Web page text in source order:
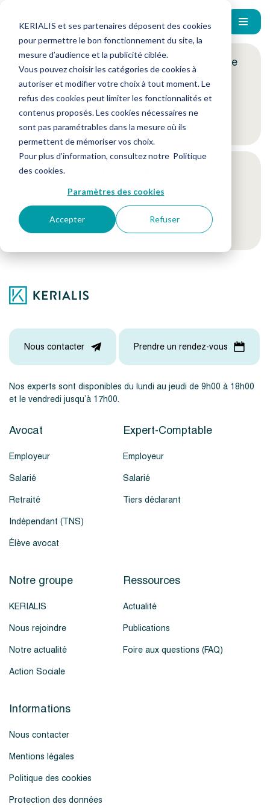
KERIALIS et ses partenaires déposent des cookies
pour permettre le bon fonctionnement du site, la
mesure d’audience et la publicité ciblée.
Vous pouvez choisir les catégories de cookies à
autoriser et modifier votre choix à tout moment. Le
refus des cookies peut limiter les fonctionnalités et
contenus proposés. Les cookies nécessaires ne
sont pas paramétrables dans la mesure où ils
permettent de mémoriser vos choix.
Pour plus d’information, consultez notre Politique
des cookies.
Paramètres des cookies
Accepter Refuser
Encore plus d'actus ? Inscrivez-vous à notre
newsletter !
Je m'inscris
Suivez-nous sur nos réseaux sociaux
Nos experts sont disponibles du lundi au jeudi de 9h00 à 18h00
et le vendredi jusqu’à 17h00.
Nous contacter Prendre un rendez-vous
Avocat
Employeur
Salarié
Retraité
Indépendant (TNS)
Élève avocat
Expert-Comptable
Employeur
Salarié
Tiers déclarant
Notre groupe
KERIALIS
Nous rejoindre
Notre actualité
Action Sociale
Ressources
Actualité
Publications
Foire aux questions (FAQ)
Informations
Nous contacter
Mentions légales
Politique des cookies
Protection des données